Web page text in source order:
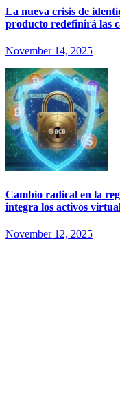
La nueva crisis de
producto redefinirá las
November 14, 2025
Cambio radical en la
integra los activos
November 12, 2025